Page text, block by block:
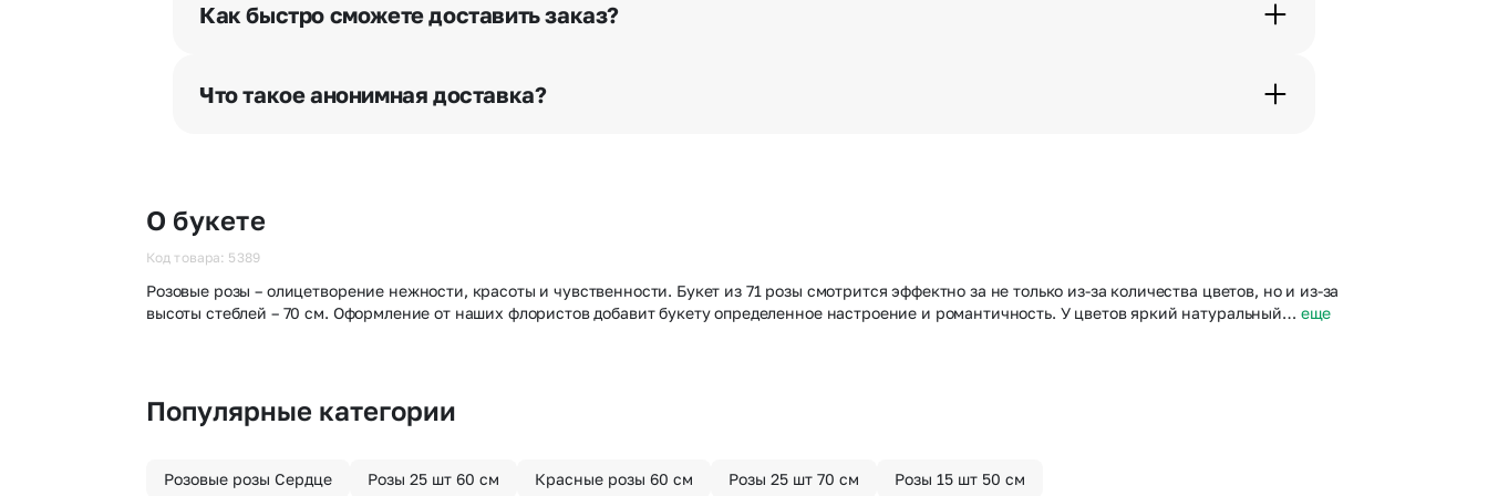
бесплатная.
Как быстро сможете доставить заказ?
часа после оформления заказа.
Что такое анонимная доставка?
О букете
Код товара: 5389
Розовые розы – олицетворение нежности, красоты и чувственности. Букет из 71 розы смотрится эффектно за не только из-за количества цветов, но и из-за
высоты стеблей – 70 см. Оформление от наших флористов добавит букету определенное настроение и романтичность. У цветов яркий натуральный… еще
Популярные категории
Розовые розы Сердце Розы 25 шт 60 см Красные розы 60 см Розы 25 шт 70 см Розы 15 шт 50 см